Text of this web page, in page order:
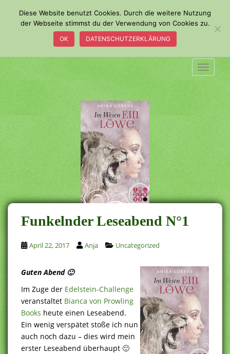
a
i
n
c
o
n
t
e
n
t
Funkelnder Leseabend N°1
April 22, 2017 Anja Uncategorized
Guten Abend 🙂
Im Zuge der Edelstein-Challenge
veranstaltet Bianca von Prowling
Books heute einen Leseabend.
Ein wenig verspätet stoße ich nun
auch noch dazu – dies wird mein
erster Leseabend überhaupt 🙂
Diese Website benutzt Cookies. Durch die weitere Nutzung
der Webseite stimmst du der Verwendung von Cookies zu.
OK DATENSCHUTZERKLÄRUNG